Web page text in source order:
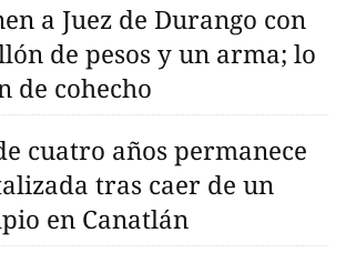
a Juez de Durango con
de pesos y un arma; lo
de cohecho
cuatro años permanece
tras caer de un
en Canatlán